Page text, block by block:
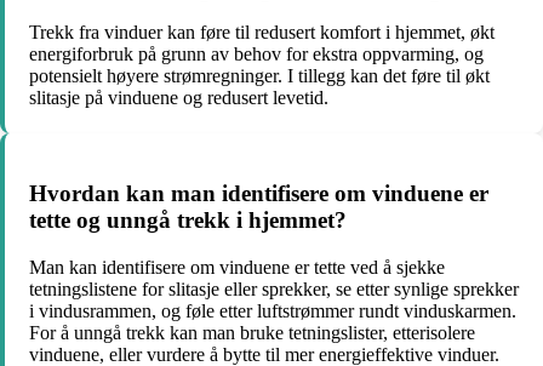
Trekk fra vinduer kan føre til redusert komfort i hjemmet, økt
energiforbruk på grunn av behov for ekstra oppvarming, og
potensielt høyere strømregninger. I tillegg kan det føre til økt
slitasje på vinduene og redusert levetid.
Hvordan kan man identifisere om vinduene er
tette og unngå trekk i hjemmet?
Man kan identifisere om vinduene er tette ved å sjekke
tetningslistene for slitasje eller sprekker, se etter synlige sprekker
i vindusrammen, og føle etter luftstrømmer rundt vinduskarmen.
For å unngå trekk kan man bruke tetningslister, etterisolere
vinduene, eller vurdere å bytte til mer energieffektive vinduer.